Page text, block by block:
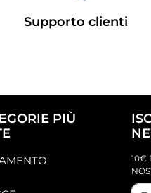
Supporto clienti
PIÙ
10€